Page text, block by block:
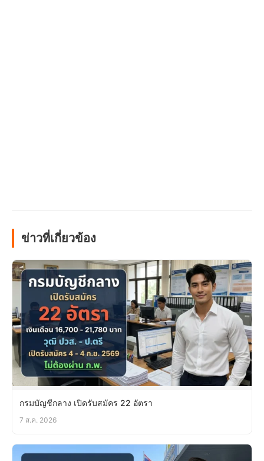
ข่าวที่เกี่ยวข้อง
กรมบัญชีกลาง เปิดรับสมัคร 22 อัตรา
7 ส.ค. 2026